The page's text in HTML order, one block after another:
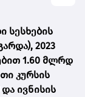
სესხების
2023
1.60 მლრდ
კურსის
ივნისის